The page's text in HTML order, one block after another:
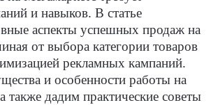
и навыков. В статье
аспекты успешных продаж на
от выбора категории товаров
рекламных кампаний.
и особенности работы на
также дадим практические советы